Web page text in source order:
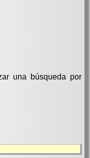
una búsqueda por